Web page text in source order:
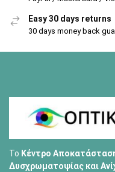
Easy 30 days returns
30 days money back
Το Κέντρο
Δυσχρωματοψίας και